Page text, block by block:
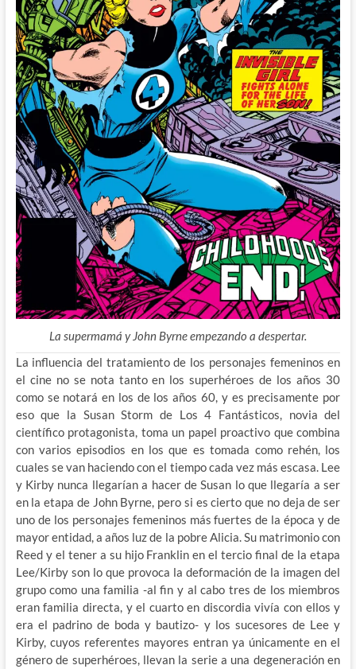
La supermamá y John Byrne empezando a despertar.
La influencia del tratamiento de los personajes femeninos en
el cine no se nota tanto en los superhéroes de los años 30
como se notará en los de los años 60, y es precisamente por
esoque la Susan Storm de Los 4 Fantásticos, novia del
científico protagonista, toma un papel proactivo que combina
con varios episodios en los que es tomada como rehén, los
cuales se van haciendo con el tiempo cada vez más escasa. Lee
y Kirby nunca llegarían a hacer de Susan lo que llegaría a ser
en la etapa de John Byrne, pero si es cierto que no deja de ser
uno de los personajes femeninos más fuertes de la época y de
mayor entidad, a años luz de la pobre Alicia. Su matrimonio con
Reed y el tener a su hijo Franklin en el tercio final de la etapa
Lee/Kirby son lo que provoca la deformación de la imagen del
grupo como una familia -al fin y al cabo tres de los miembros
eran familia directa, y el cuarto en discordia vivía con ellos y
era el padrino de boda y bautizo- y los sucesores de Lee y
Kirby, cuyos referentes mayores entran ya únicamente en el
género de superhéroes, llevan la serie a una degeneración en